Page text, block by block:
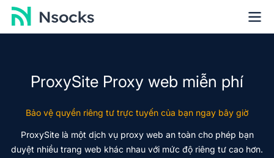
ProxySite Proxy web miễn phí
Bảo vệ quyền riêng tư trực tuyến của bạn ngay bây giờ
ProxySite là một dịch vụ proxy web an toàn cho phép bạn
duyệt nhiều trang web khác nhau với mức độ riêng tư cao hơn.